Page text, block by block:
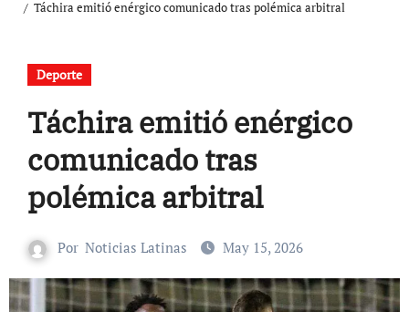
Táchira emitió enérgico comunicado tras polémica arbitral
Deporte
Táchira emitió enérgico
comunicado tras
polémica arbitral
Por Noticias Latinas May 15, 2026